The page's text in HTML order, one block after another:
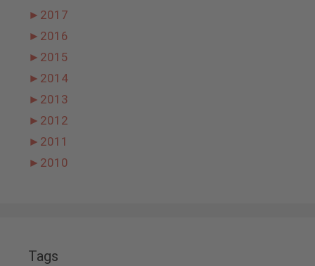
► 2017
► 2016
► 2015
► 2014
► 2013
► 2012
► 2011
► 2010
Tags